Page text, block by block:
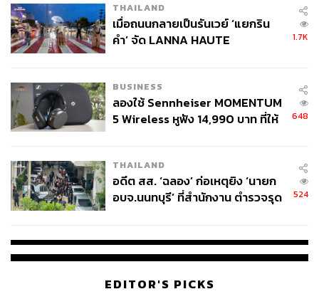
THAILAND
เมื่อถนนกลายเป็นรันเวย์ ‘แยกริน
คำ’ จัด LANNA HAUTE
1.7K
BUSINESS
ลองใช้ Sennheiser MOMENTUM
5 Wireless หูฟัง 14,990 บาท ที่ให้
648
THAILAND
อดีต สส. ‘ฉลอง’ ก่อเหตุยิง ‘นายก
อบจ.นนทบุรี’ ที่สำนักงาน ตำรวจรุด
524
EDITOR'S PICKS